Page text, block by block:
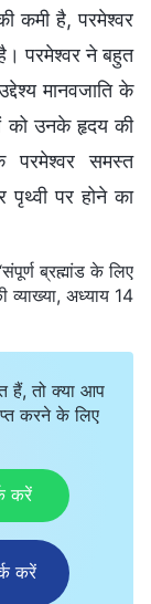
कमी है, परमेश्वर
परमेश्वर ने बहुत
मानवजाति के
को उनके हृदय की
परमेश्वर समस्त
पृथ्वी पर होने का
ब्रह्मांड के लिए
व्याख्या, अध्याय 14
हैं, तो क्या आप
करने के लिए
करें
करें